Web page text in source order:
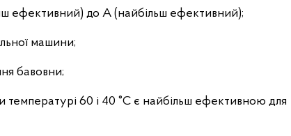
ефективний) до А (найбільш ефективний);
машини;
бавовни;
60 і 40 °C є найбільш ефективною для